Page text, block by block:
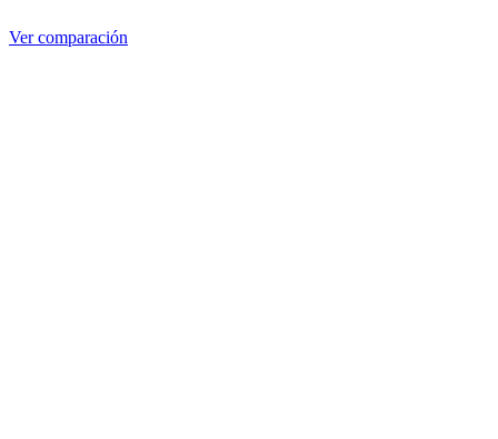
Ver comparación